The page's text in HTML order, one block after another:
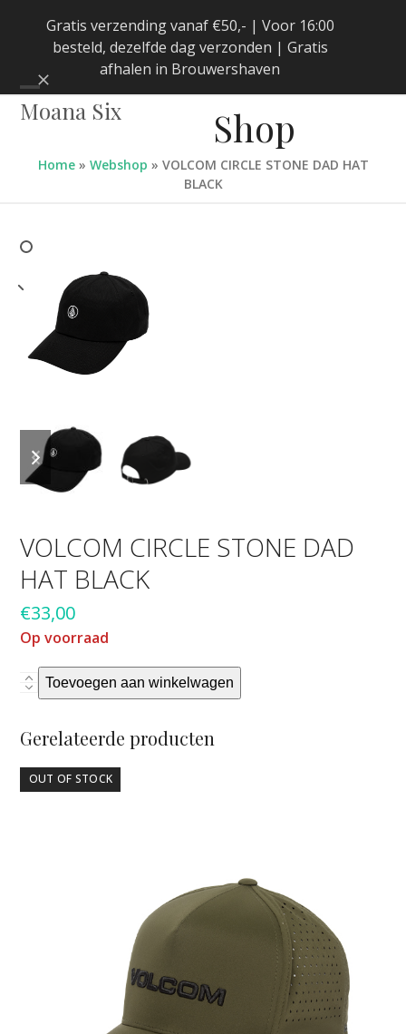
Gratis verzending vanaf €50,- | Voor 16:00
besteld, dezelfde dag verzonden | Gratis
afhalen in Brouwershaven
Negeren
Moana Six
Open
menu
Close
menu
Shop
Home» Webshop » VOLCOM CIRCLE STONE DAD HAT
BLACK
previous
slide
next
slide
VOLCOM CIRCLE STONE DAD
HAT BLACK
€33,00
Op voorraad
VOLCOM
CIRCLE
STONE
DAD
HAT
BLACK
Toevoegen aan winkelwagen
Gerelateerde producten
OUT OF STOCK